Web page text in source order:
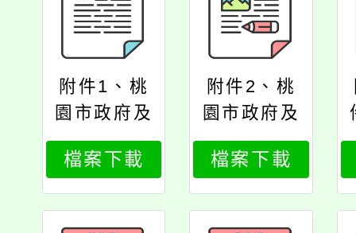
附件1、桃
園市政府及
所屬各機關
學校員工職
場霸凌防治
與申訴作業
檔案下載
附件2、桃
園市政府及
所屬各機關
學校員工職
場霸凌防治
與申訴作業
檔案下載